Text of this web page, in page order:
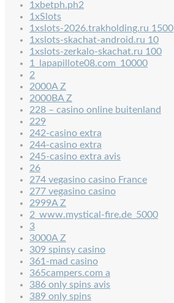
1xbetph.ph2
1xSlots
1xslots-2026.trakholding.ru 1500
1xslots-skachat-android.ru 10
1xslots-zerkalo-skachat.ru 100
1_lapapillote08.com_10000
2
2000A Z
2000BA Z
228 – casino online buitenland
229
242-casino extra
244-casino extra
245-casino extra avis
26
274 vegasino casino France
277 vegasino casino
2999A Z
2_www.mystical-fire.de_5000
3
3000A Z
309 spinsy casino
361-mad casino
365campers.com a
386 only spins avis
389 only spins